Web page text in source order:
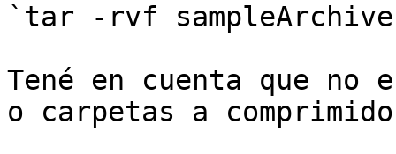
`tar -rvf
Tené en cuenta que no